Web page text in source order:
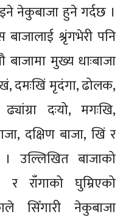
नेकुबाजा हुने गर्दछ ।
श्रृंगभेरी पनि
मुख्य धाःबाजा
दमःखिं मृदंगा, ढोलक,
दःयो, मगःखि,
दक्षिण बाजा, खिं र
बाजाको
र राँगाको घुम्रिएको
सिँगारी नेकुबाजा